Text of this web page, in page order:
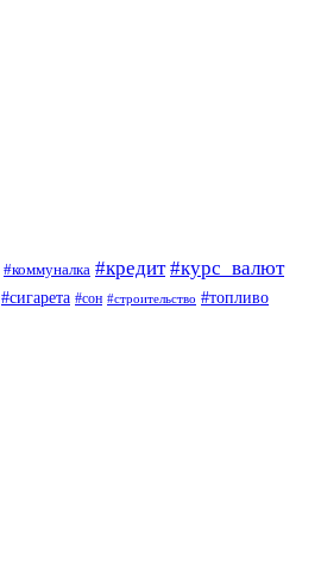
#коммуналка #кредит #курс_валют
#сигарета #сон #строительство #топливо